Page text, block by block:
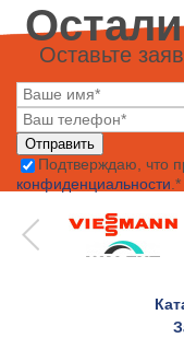
Оставьте
Подтверждаю, что
конфиденциальности .*